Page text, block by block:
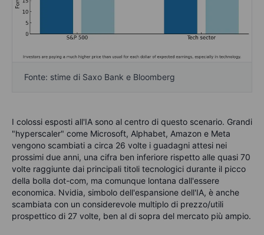
Fonte: stime di Saxo Bank e Bloomberg
I colossi esposti all'IA sono al centro di questo scenario. Grandi
"hyperscaler" come Microsoft, Alphabet, Amazon e Meta
vengono scambiati a circa 26 volte i guadagni attesi nei
prossimi due anni, una cifra ben inferiore rispetto alle quasi 70
volte raggiunte dai principali titoli tecnologici durante il picco
della bolla dot-com, ma comunque lontana dall'essere
economica. Nvidia, simbolo dell'espansione dell'IA, è anche
scambiata con un considerevole multiplo di prezzo/utili
prospettico di 27 volte, ben al di sopra del mercato più ampio.